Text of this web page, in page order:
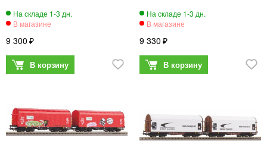
9 300 9 330